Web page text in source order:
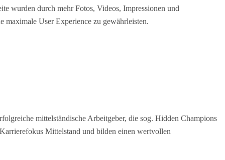
wurden durch mehr Fotos, Videos, Impressionen und
maximale User Experience zu gewährleisten.
mittelständische Arbeitgeber, die sog. Hidden Champions
Mittelstand und bilden einen wertvollen